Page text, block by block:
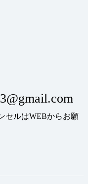
セルはWEBからお願